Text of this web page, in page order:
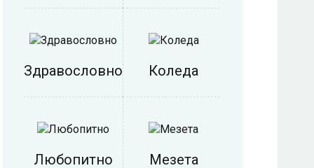
Здравословно Коледа
Любопитно Мезета